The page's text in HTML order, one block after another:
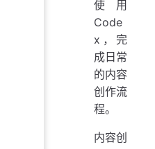
使用
Code
x，完
成日常
的内容
创作流
程。
内容创